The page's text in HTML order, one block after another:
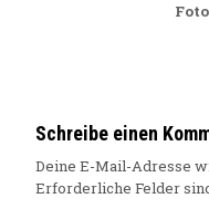
Schreibe einen
Deine E-Mail-Adresse
Erforderliche Felder